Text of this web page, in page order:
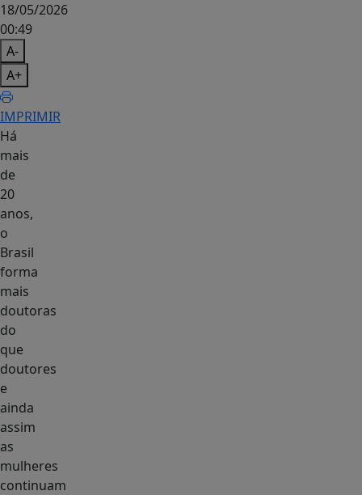
18/05/2026
00:49
A-
A+
IMPRIMIR
Há
mais
de
20
anos,
o
Brasil
forma
mais
doutoras
do
que
doutores
e
ainda
assim
as
mulheres
continuam